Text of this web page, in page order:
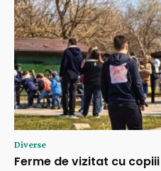
Diverse
Ferme de vizitat cu